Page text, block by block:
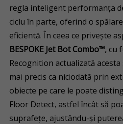
regla inteligent performanța
ciclu în parte, oferind o
eficientă. În ceea ce privește
BESPOKE Jet Bot Combo™, cu
Recognition actualizată
mai precis ca niciodată prin
obiecte pe care le poate
Floor Detect, astfel încât să
suprafețe, ajustându-și